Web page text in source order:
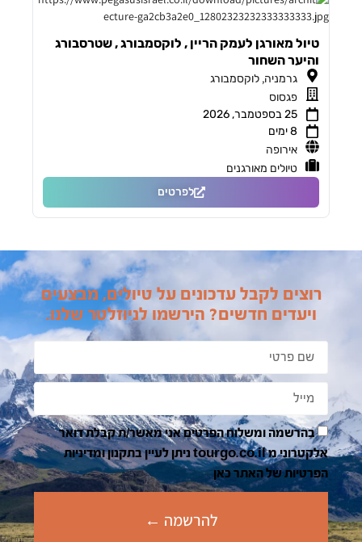
טיול מאורגן לעמק הריין , לוקסמבורג , שטרסבורג
והיער השחור
גרמניה, לוקסמבורג
פגסוס
25 בספטמבר, 2026
8 ימים
אירופה
טיולים מאורגנים
לפרטים
רוצים לקבל עדכונים על טיולים, מבצעים
ויעדים חדשים? הירשמו לניוזלטר שלנו.
בהרשמה ומשלוח הפרטים אני מאשר/ת קבלת דואר
אלקטרוני מ tourgo.co.il ניתן לעיין בתקנון ומדיניות
הפרטיות של האתר כאן
להרשמה ←